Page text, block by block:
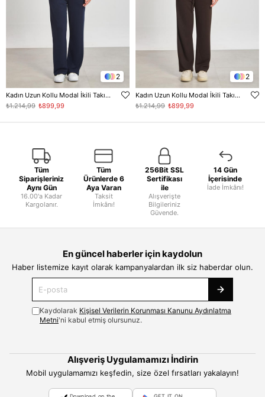
2
Kadın Uzun Kollu Modal İkili Takım - Lacivert
₺899,99
₺1.214,99
2
Kadın Uzun Kollu Modal İkili Takım - Acı Kahve
₺899,99
₺1.214,99
Tüm
Siparişleriniz
Aynı Gün
16.00'a Kadar
Kargolanır.
Tüm
Ürünlerde 6
Aya Varan
Taksit
İmkânı!
256Bit SSL
Sertifikası
ile
Alışverişte
Bilgileriniz
Güvende.
14 Gün
İçerisinde
İade İmkânı!
En güncel haberler için kaydolun
Haber listemize kayıt olarak kampanyalardan ilk siz haberdar olun.
Kaydolarak Kişisel Verilerin Korunması Kanunu Aydınlatma
Metni'ni kabul etmiş olursunuz.
Alışveriş Uygulamamızı İndirin
Mobil uygulamamızı keşfedin, size özel fırsatları yakalayın!